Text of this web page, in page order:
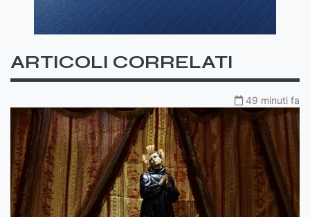
ARTICOLI CORRELATI
49 minuti fa